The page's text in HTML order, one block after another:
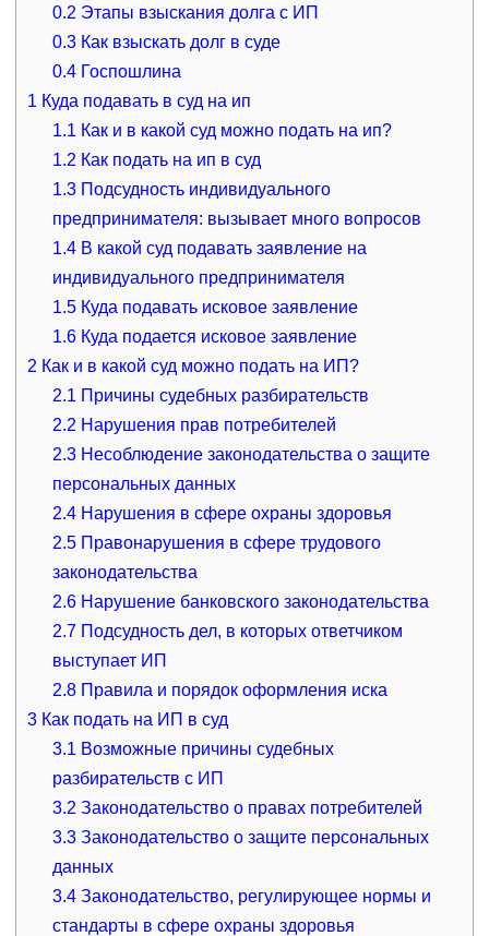
0.2 Этапы взыскания долга с ИП
0.3 Как взыскать долг в суде
0.4 Госпошлина
1 Куда подавать в суд на ип
1.1 Как и в какой суд можно подать на ип?
1.2 Как подать на ип в суд
1.3 Подсудность индивидуального
предпринимателя: вызывает много вопросов
1.4 В какой суд подавать заявление на
индивидуального предпринимателя
1.5 Куда подавать исковое заявление
1.6 Куда подается исковое заявление
2 Как и в какой суд можно подать на ИП?
2.1 Причины судебных разбирательств
2.2 Нарушения прав потребителей
2.3 Несоблюдение законодательства о защите
персональных данных
2.4 Нарушения в сфере охраны здоровья
2.5 Правонарушения в сфере трудового
законодательства
2.6 Нарушение банковского законодательства
2.7 Подсудность дел, в которых ответчиком
выступает ИП
2.8 Правила и порядок оформления иска
3Как подать на ИП в суд
3.1 Возможные причины судебных
разбирательств с ИП
3.2 Законодательство о правах потребителей
3.3 Законодательство о защите персональных
данных
3.4 Законодательство, регулирующее нормы и
стандарты в сфере охраны здоровья